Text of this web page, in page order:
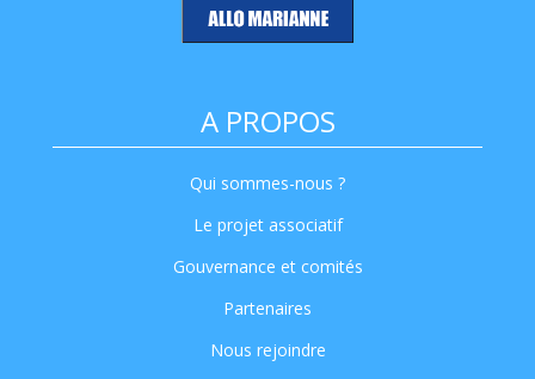
A PROPOS
Qui sommes-nous ?
Le projet associatif
Gouvernance et comités
Partenaires
Nous rejoindre